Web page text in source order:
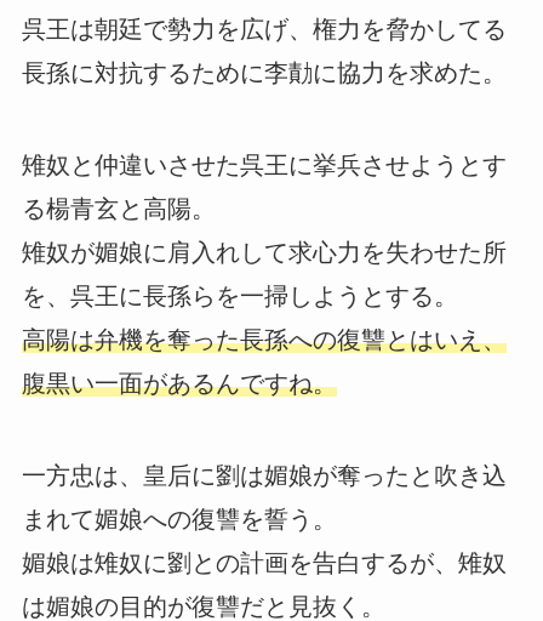
呉王は朝廷で勢力を広げ、権力を脅かしてる
長孫に対抗するために李勣に協力を求めた。
雉奴と仲違いさせた呉王に挙兵させようとす
る楊青玄と高陽。
雉奴が媚娘に肩入れして求心力を失わせた所
を、呉王に長孫らを一掃しようとする。
高陽は弁機を奪った長孫への復讐とはいえ、
腹黒い一面があるんですね。
一方忠は、皇后に劉は媚娘が奪ったと吹き込
まれて媚娘への復讐を誓う。
媚娘は雉奴に劉との計画を告白するが、雉奴
は媚娘の目的が復讐だと見抜く。